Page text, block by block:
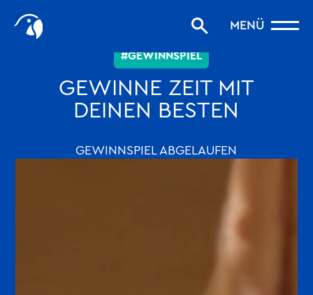
MENÜ
Start
Storys filtern
Favoriten
robinson.com
#GEWINNSPIEL
GEWINNE ZEIT MIT
DEINEN BESTEN
GEWINNSPIEL ABGELAUFEN